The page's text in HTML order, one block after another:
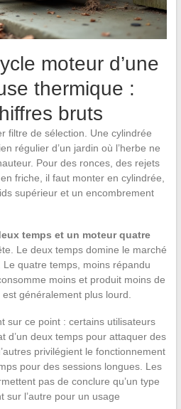
moteur d’une
thermique :
bruts
filtre de sélection. Une cylindrée
régulier d’un jardin où l’herbe ne
Pour des ronces, des rejets
friche, il faut monter en cylindrée,
supérieur et un encombrement
temps et un moteur quatre
Le deux temps domine le marché
quatre temps, moins répandu
moins et produit moins de
généralement plus lourd.
sur ce point : certains utilisateurs
d’un deux temps pour attaquer des
privilégient le fonctionnement
pour des sessions longues. Les
pas de conclure qu’un type
sur l’autre pour un usage